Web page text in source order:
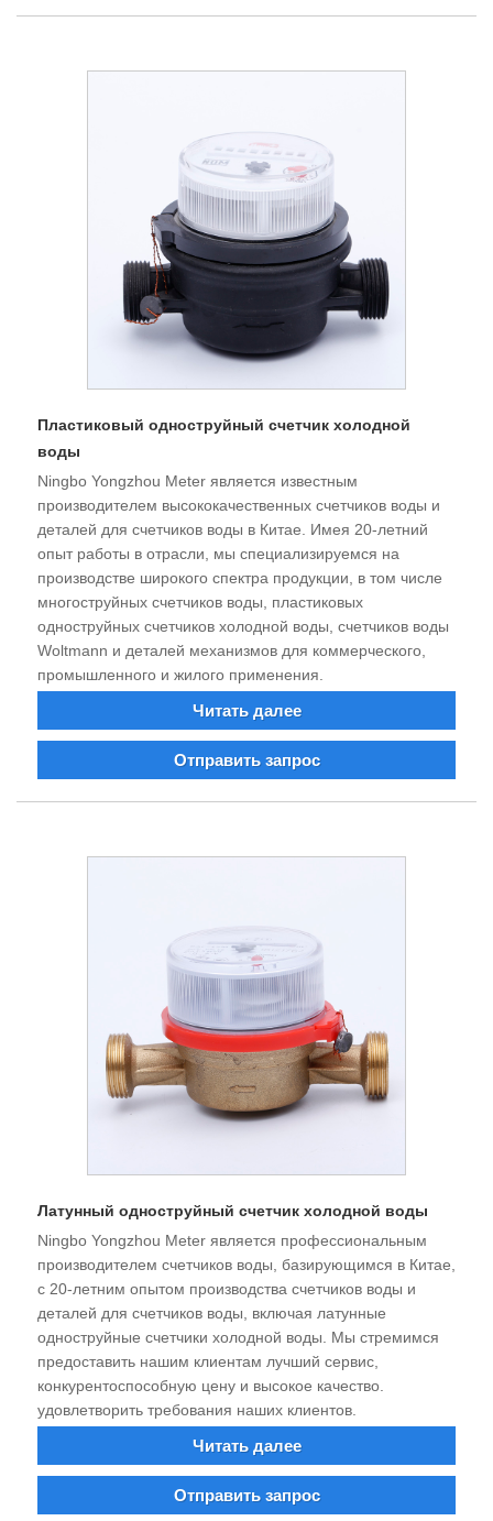
Пластиковый одноструйный счетчик холодной
воды
Ningbo Yongzhou Meter является известным
производителем высококачественных счетчиков воды и
деталей для счетчиков воды в Китае. Имея 20-летний
опыт работы в отрасли, мы специализируемся на
производстве широкого спектра продукции, в том числе
многоструйных счетчиков воды, пластиковых
одноструйных счетчиков холодной воды, счетчиков воды
Woltmann и деталей механизмов для коммерческого,
промышленного и жилого применения.
Читать далее
Отправить запрос
Латунный одноструйный счетчик холодной воды
Ningbo Yongzhou Meter является профессиональным
производителем счетчиков воды, базирующимся в Китае,
с 20-летним опытом производства счетчиков воды и
деталей для счетчиков воды, включая латунные
одноструйные счетчики холодной воды. Мы стремимся
предоставить нашим клиентам лучший сервис,
конкурентоспособную цену и высокое качество.
удовлетворить требования наших клиентов.
Читать далее
Отправить запрос